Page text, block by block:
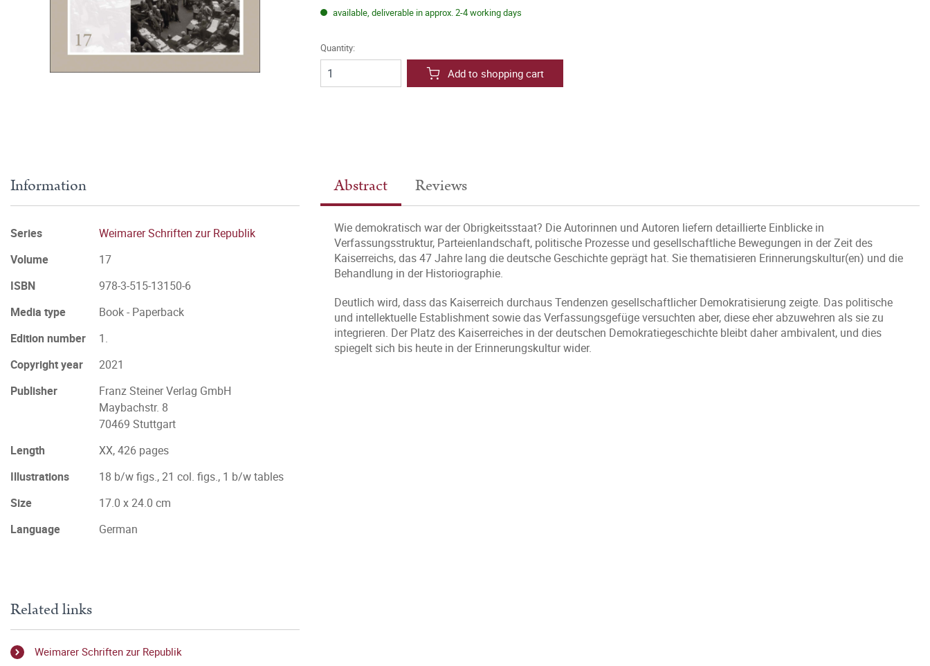
available, deliverable in approx. 2-4 working days
Quantity:
Add to shopping cart
Abstract Reviews
Wie demokratisch war der Obrigkeitsstaat? Die Autorinnen und Autoren liefern detaillierte Einblicke in
Verfassungsstruktur, Parteienlandschaft, politische Prozesse und gesellschaftliche Bewegungen in der Zeit des
Kaiserreichs, das 47 Jahre lang die deutsche Geschichte geprägt hat. Sie thematisieren Erinnerungskultur(en) und die
Behandlung in der Historiographie.
Deutlich wird, dass das Kaiserreich durchaus Tendenzen gesellschaftlicher Demokratisierung zeigte. Das politische
und intellektuelle Establishment sowie das Verfassungsgefüge versuchten aber, diese eher abzuwehren als sie zu
integrieren. Der Platz des Kaiserreiches in der deutschen Demokratiegeschichte bleibt daher ambivalent, und dies
spiegelt sich bis heute in der Erinnerungskultur wider.
Information
Series
Weimarer Schriften zur Republik
Volume
17
ISBN
978-3-515-13150-6
Media type
Book - Paperback
Edition number
1.
Copyright year
2021
Publisher
Franz Steiner Verlag GmbH
Maybachstr. 8
70469 Stuttgart
Length
XX, 426 pages
Illustrations
18 b/w figs., 21 col. figs., 1 b/w tables
Size
17.0 x 24.0 cm
Language
German
Related links
Weimarer Schriften zur Republik